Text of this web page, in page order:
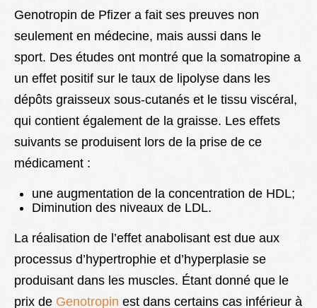
Genotropin de Pfizer a fait ses preuves non
seulement en médecine, mais aussi dans le
sport. Des études ont montré que la somatropine a
un effet positif sur le taux de lipolyse dans les
dépôts graisseux sous-cutanés et le tissu viscéral,
qui contient également de la graisse. Les effets
suivants se produisent lors de la prise de ce
médicament :
une augmentation de la concentration de HDL;
Diminution des niveaux de LDL.
La réalisation de l’effet anabolisant est due aux
processus d’hypertrophie et d’hyperplasie se
produisant dans les muscles. Étant donné que le
prix de Genotropin est dans certains cas inférieur à